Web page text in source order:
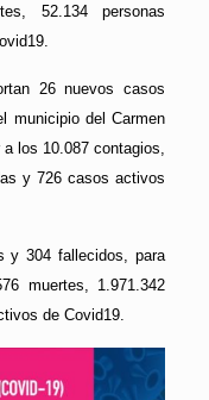
52.134 personas
26 nuevos casos
municipio del Carmen
los 10.087 contagios,
y 726 casos activos
y 304 fallecidos, para
muertes, 1.971.342
de Covid19.